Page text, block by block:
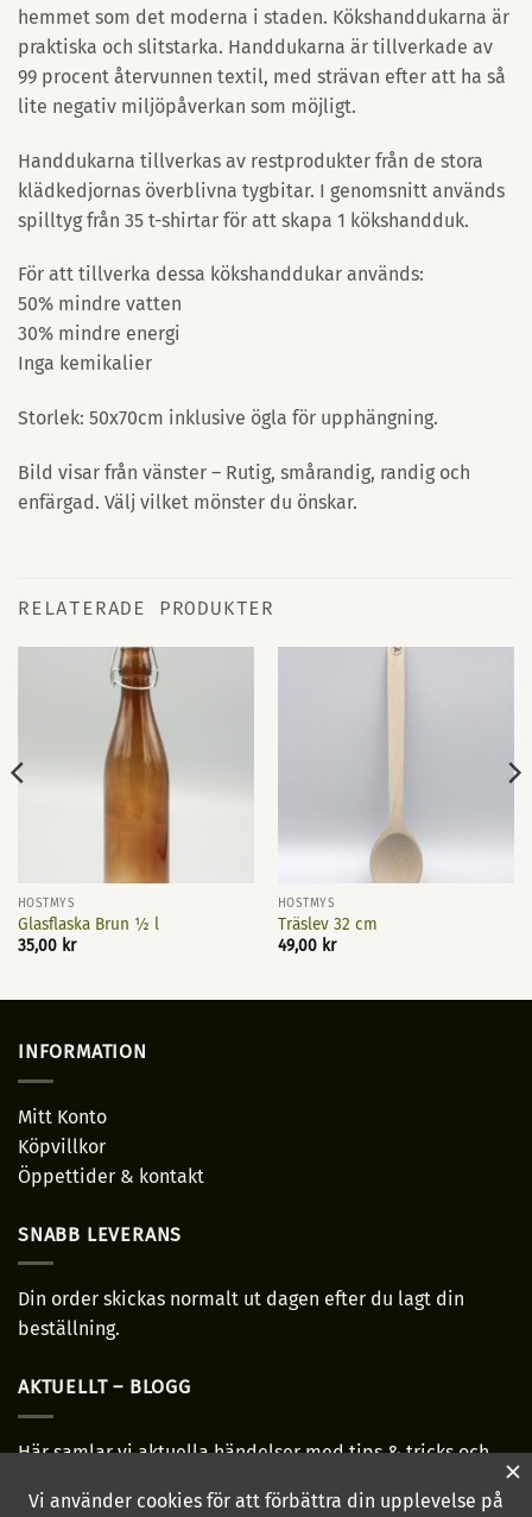
hemmet som det moderna i staden. Kökshanddukarna är
praktiska och slitstarka. Handdukarna är tillverkade av
99 procent återvunnen textil, med strävan efter att ha så
lite negativ miljöpåverkan som möjligt.
Handdukarna tillverkas av restprodukter från de stora
klädkedjornas överblivna tygbitar. I genomsnitt används
spilltyg från 35 t-shirtar för att skapa 1 kökshandduk.
För att tillverka dessa kökshanddukar används:
50% mindre vatten
30% mindre energi
Inga kemikalier
Storlek: 50x70cm inklusive ögla för upphängning.
Bild visar från vänster – Rutig, smårandig, randig och
enfärgad. Välj vilket mönster du önskar.
RELATERADE PRODUKTER
HÖSTMYS
Glasflaska Brun ½ l
35,00 kr
HÖSTMYS
Träslev 32 cm
49,00 kr
INFORMATION
Mitt Konto
Köpvillkor
Öppettider & kontakt
SNABB LEVERANS
Din order skickas normalt ut dagen efter du lagt din
beställning.
AKTUELLT – BLOGG
Här samlar vi aktuella händelser med tips & tricks och